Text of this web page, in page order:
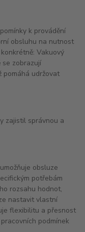
k provádění
obsluhu na nutnost
Vakuový
zobrazují
pomáhá udržovat
zajistil správnou a
obsluze
potřebám
rozsahu hodnot,
nastavit vlastní
flexibilitu a přesnost
podmínek